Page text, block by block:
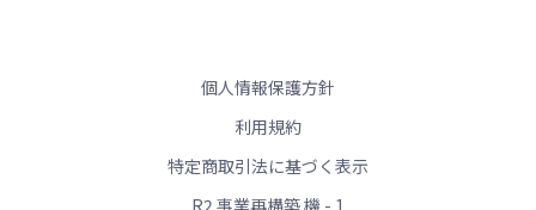
個人情報保護方針
利用規約
特定商取引法に基づく表示